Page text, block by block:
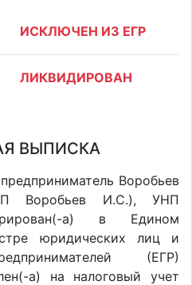
ИСКЛЮЧЕН ИЗ ЕГР
ЛИКВИДИРОВАН
ВЫПИСКА
Воробьев
Воробьев И.С.), УНП
а) в Едином
юридических лиц и
(ЕГР)
a) на налоговый учет